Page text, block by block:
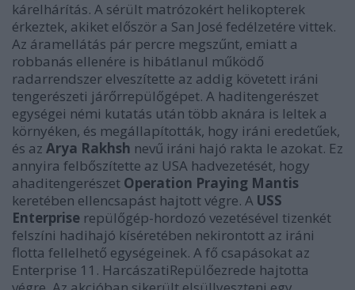
kárelhárítás. A sérült matrózokért helikopterek
érkeztek, akiket először a San José fedélzetére vittek.
Az áramellátás pár percre megszűnt, emiatt a
robbanás ellenére is hibátlanul működő
radarrendszer elveszítette az addig követett iráni
tengerészeti járőrrepülőgépet. A haditengerészet
egységei némi kutatás után több aknára is leltek a
környéken, és megállapították, hogy iráni eredetűek,
és az Arya Rakhsh nevű iráni hajó rakta le azokat. Ez
annyira felbőszítette az USA hadvezetését, hogy
ahaditengerészet Operation Praying Mantis
keretében ellencsapást hajtott végre. A USS
Enterprise repülőgép-hordozó vezetésével tizenkét
felszíni hadihajó kíséretében nekirontott az iráni
flotta fellelhető egységeinek. A fő csapásokat az
Enterprise 11. HarcászatiRepülőezrede hajtotta